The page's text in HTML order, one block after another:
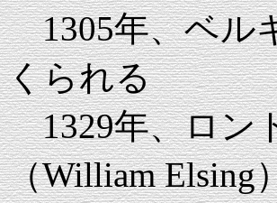
1305年、ベル
くられる
1329年、ロン
（William Elsing